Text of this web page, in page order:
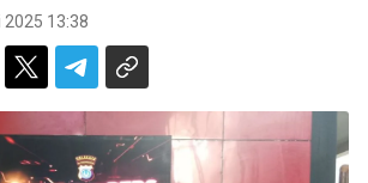
2025 13:38